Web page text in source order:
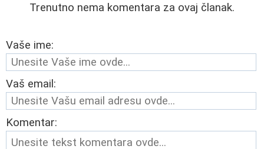
Trenutno nema komentara za ovaj članak.
Vaše ime:
Vaš email:
Komentar: